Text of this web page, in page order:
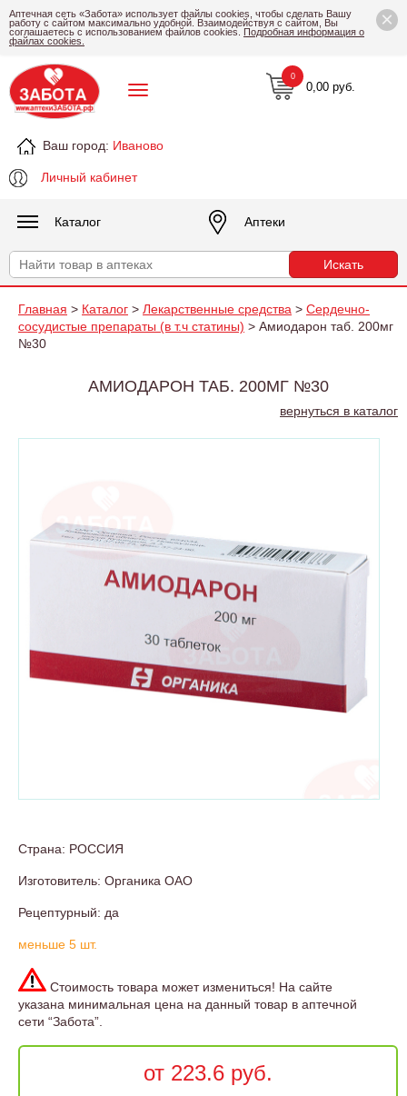
×
Аптечная сеть «Забота» использует файлы cookies, чтобы сделать Вашу
работу с сайтом максимально удобной. Взаимодействуя с сайтом, Вы
соглашаетесь с использованием файлов cookies. Подробная информация о
файлах cookies.
Ваш город: Иваново
Личный кабинет
0,00 руб.
0
Каталог Аптеки
Главная > Каталог > Лекарственные средства > Сердечно-
сосудистые препараты (в т.ч статины) > Амиодарон таб. 200мг
№30
АМИОДАРОН ТАБ. 200МГ №30
вернуться в каталог
Страна: РОССИЯ
Изготовитель: Органика ОАО
Рецептурный: да
меньше 5 шт.
Стоимость товара может измениться! На сайте
указана минимальная цена на данный товар в аптечной
сети “Забота”.
от 223.6 руб.